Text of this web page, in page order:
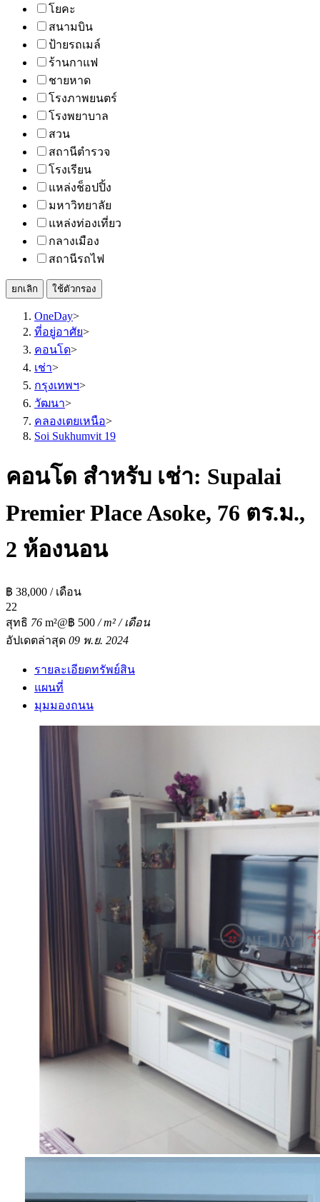
โยคะ
สนามบิน
ป้ายรถเมล์
ร้านกาแฟ
ชายหาด
โรงภาพยนตร์
โรงพยาบาล
สวน
สถานีตำรวจ
โรงเรียน
แหล่งช็อปปิ้ง
มหาวิทยาลัย
แหล่งท่องเที่ยว
กลางเมือง
สถานีรถไฟ
ยกเลิก ใช้ตัวกรอง
OneDay>
ที่อยู่อาศัย>
คอนโด>
เช่า>
กรุงเทพฯ>
วัฒนา>
คลองเตยเหนือ>
Soi Sukhumvit 19
คอนโด สำหรับ เช่า: Supalai
Premier Place Asoke, 76 ตร.ม.,
2 ห้องนอน
฿ 38,000 / เดือน
22
สุทธิ 76 m²@฿ 500 / m² / เดือน
อัปเดตล่าสุด 09 พ.ย. 2024
รายละเอียดทรัพย์สิน
แผนที่
มุมมองถนน